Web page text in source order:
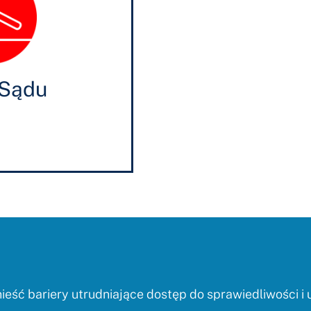
bariery utrudniające dostęp do sprawiedliwości i